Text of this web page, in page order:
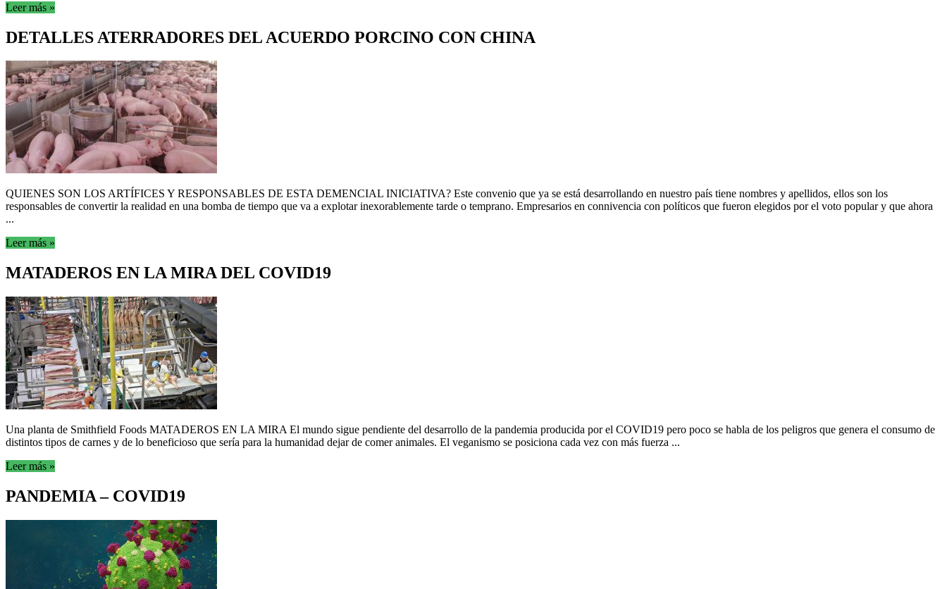
Leer más »
DETALLES ATERRADORES DEL ACUERDO PORCINO CON CHINA
QUIENES SON LOS ARTÍFICES Y RESPONSABLES DE ESTA DEMENCIAL INICIATIVA? Este convenio que ya se está desarrollando en nuestro país tiene nombres y apellidos, ellos son los
responsables de convertir la realidad en una bomba de tiempo que va a explotar inexorablemente tarde o temprano. Empresarios en connivencia con políticos que fueron elegidos por el voto popular y que ahora
...
Leer más »
MATADEROS EN LA MIRA DEL COVID19
Una planta de Smithfield Foods MATADEROS EN LA MIRA El mundo sigue pendiente del desarrollo de la pandemia producida por el COVID19 pero poco se habla de los peligros que genera el consumo de
distintos tipos de carnes y de lo beneficioso que sería para la humanidad dejar de comer animales. El veganismo se posiciona cada vez con más fuerza ...
Leer más »
PANDEMIA – COVID19